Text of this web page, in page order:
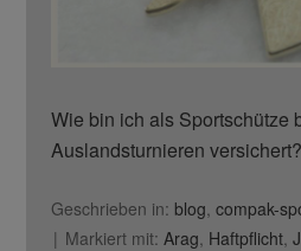
Wie bin ich als Sportschütze
Auslandsturnieren versichert?
Geschrieben in: blog compak-
Markiert mit: Arag Haftpflicht,